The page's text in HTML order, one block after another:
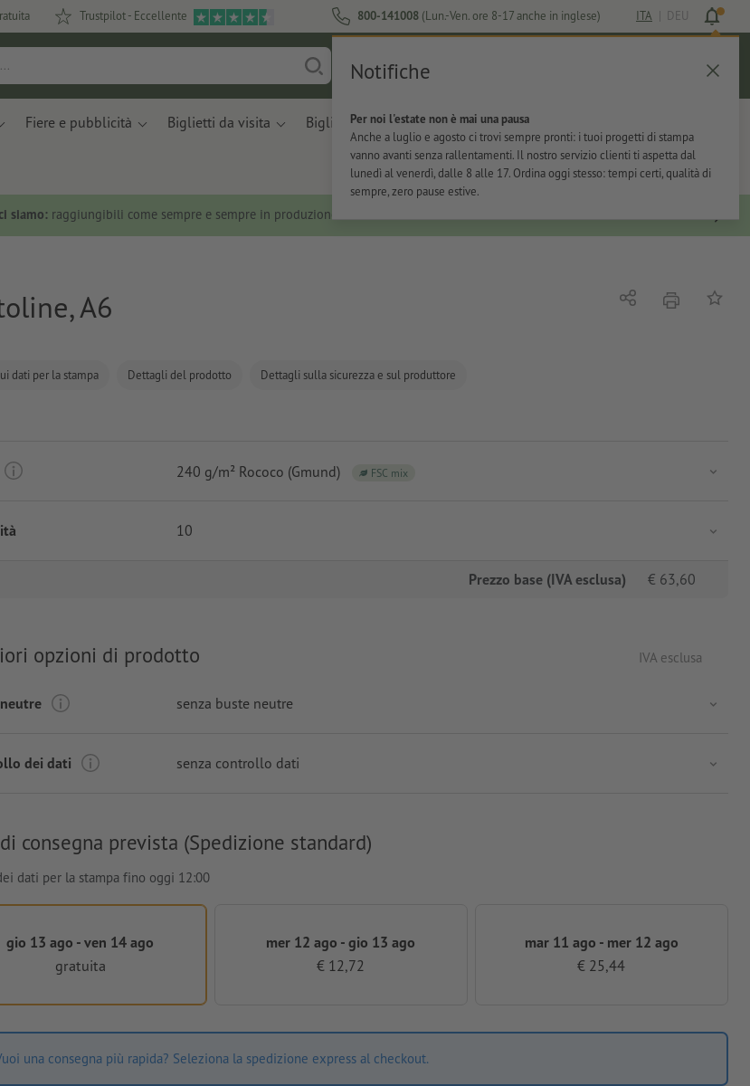
Trustpilot - Eccellente 800-141008 (Lun.-Ven. ore 8-17 anche in inglese) ITA | DEU
Notifiche
Per noi l'estate non è mai una pausa
Anche a luglio e agosto ci trovi sempre pronti: i tuoi progetti di stampa
vanno avanti senza rallentamenti. Il nostro servizio clienti ti aspetta dal
lunedì al venerdì, dalle 8 alle 17. Ordina oggi stesso: tempi certi, qualità di
sempre, zero pause estive.
Carrello
Fiere e pubblicità Biglietti da visita Biglietti Per l'ufficio Adesivi
siamo: raggiungibili come sempre e sempre in produzione.
A6
dati per la stampa Dettagli del prodotto Dettagli sulla sicurezza e sul produttore
Condividistamparealla
240 g/m² Rococo (Gmund) FSC mix
10
Prezzo base (IVA esclusa) € 63,60
opzioni di prodotto IVA esclusa
senza buste neutre
dei dati senza controllo dati
consegna prevista (Spedizione standard)
dati per la stampa fino oggi 12:00
gio 13 ago - ven 14 ago
gratuita
mer 12 ago - gio 13 ago
€ 12,72
mar 11 ago - mer 12 ago
€ 25,44
una consegna più rapida? Seleziona la spedizione express al checkout.